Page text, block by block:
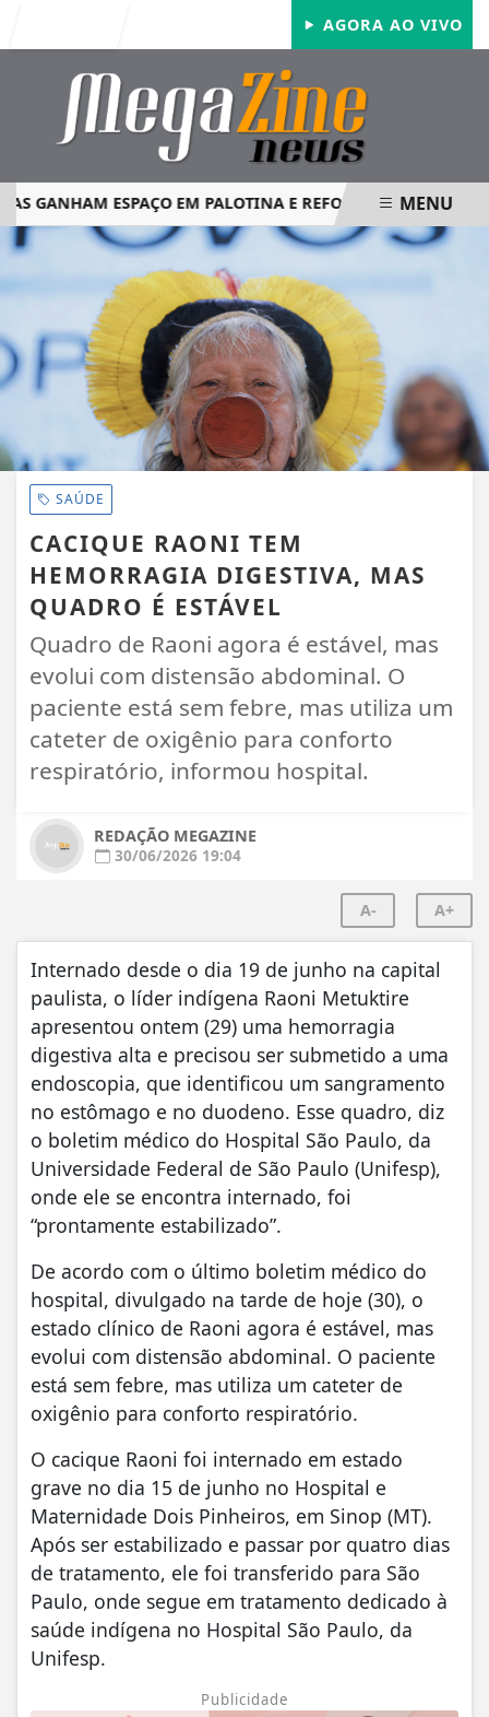
AGORA AO VIVO
ESPAÇO EM PALOTINA E REFORÇAM SEGURANÇA
EM ALTA
MENU
SAÚDE
CACIQUE RAONI TEM
HEMORRAGIA DIGESTIVA, MAS
QUADRO É ESTÁVEL
Quadro de Raoni agora é estável, mas
evolui com distensão abdominal. O
paciente está sem febre, mas utiliza um
cateter de oxigênio para conforto
respiratório, informou hospital.
REDAÇÃO MEGAZINE
30/06/2026 19:04
A- A+
Internado desde o dia 19 de junho na capital
paulista, o líder indígena Raoni Metuktire
apresentou ontem (29) uma hemorragia
digestiva alta e precisou ser submetido a uma
endoscopia, que identificou um sangramento
no estômago e no duodeno. Esse quadro, diz
o boletim médico do Hospital São Paulo, da
Universidade Federal de São Paulo (Unifesp),
onde ele se encontra internado, foi
“prontamente estabilizado”.
De acordo com o último boletim médico do
hospital, divulgado na tarde de hoje (30), o
estado clínico de Raoni agora é estável, mas
evolui com distensão abdominal. O paciente
está sem febre, mas utiliza um cateter de
oxigênio para conforto respiratório.
O cacique Raoni foi internado em estado
grave no dia 15 de junho no Hospital e
Maternidade Dois Pinheiros, em Sinop (MT).
Após ser estabilizado e passar por quatro dias
de tratamento, ele foi transferido para São
Paulo, onde segue em tratamento dedicado à
saúde indígena no Hospital São Paulo, da
Unifesp.
Publicidade